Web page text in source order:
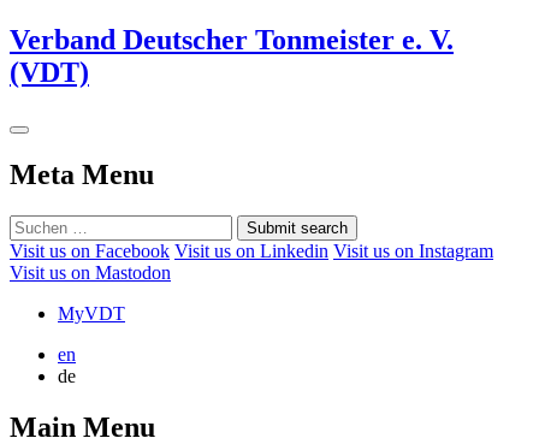
Verband Deutscher Tonmeister e. V.
(VDT)
Meta Menu
Submit search
Visit us on Facebook Visit us on Linkedin Visit us on Instagram
Visit us on Mastodon
MyVDT
en
de
Main Menu